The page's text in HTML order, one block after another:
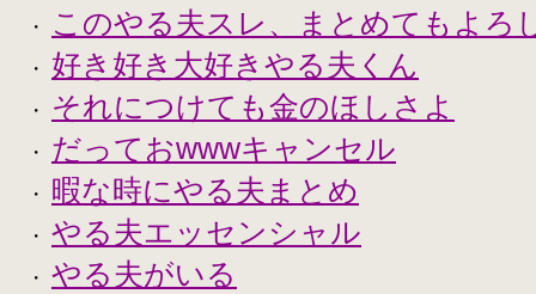
・ このやる夫スレ、まとめてもよろ
・ 好き好き大好きやる夫くん
・ それにつけても金のほしさよ
・ だっておwwwキャンセル
・ 暇な時にやる夫まとめ
・ やる夫エッセンシャル
・ やる夫がいる